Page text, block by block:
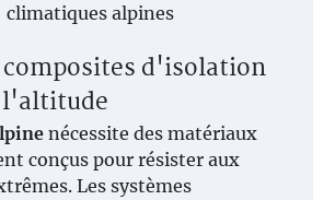
climatiques alpines
composites d'isolation
l'altitude
nécessite des matériaux
conçus pour résister aux
Les systèmes